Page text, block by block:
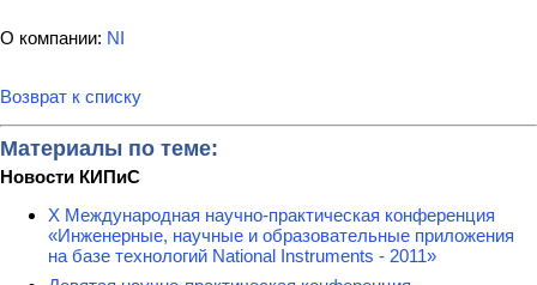
О компании: NI
Возврат к списку
Материалы по теме:
Новости КИПиС
X Международная научно-практическая конференция
«Инженерные, научные и образовательные приложения
на базе технологий National Instruments - 2011»